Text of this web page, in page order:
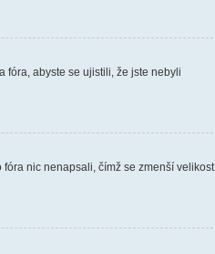
fóra, abyste se ujistili, že jste nebyli
nic nenapsali, čímž se zmenší velikost